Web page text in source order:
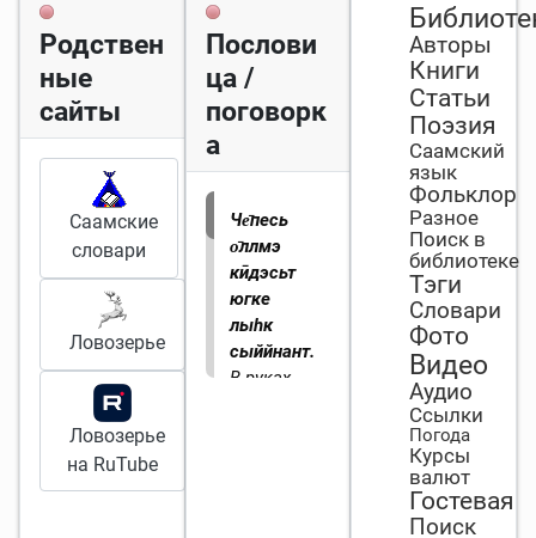
Родствен
ные
сайты
Саамские
словари
Ловозерье
Ловозерье
на RuTube
Послови
ца /
поговорк
а
Че̄песь
о̄ллмэ
кӣдэсьт
югке
лыһк
сыййнант.
В руках
Авторы
Книги
Статьи
Поэзия
Саамский
язык
Фольклор
Разное
Поиск в
библиотеке
Тэги
Словари
Фото
Видео
Аудио
Ссылки
Погода
Курсы
валют
Гостевая
Поиск